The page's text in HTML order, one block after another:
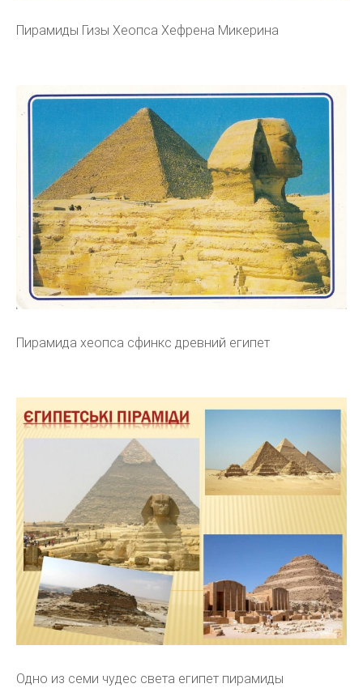
Пирамиды Гизы Хеопса Хефрена Микерина
Пирамида хеопса сфинкс древний египет
Одно из семи чудес света египет пирамиды